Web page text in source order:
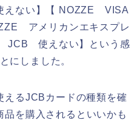
ない】【 NOZZE VISA
アメリカンエキスプレ
使えない】という感
にしました。
えるJCBカードの種類を確
を購入されるといいかも